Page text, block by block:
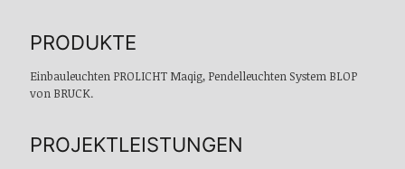
PRODUKTE
Einbauleuchten PROLICHT Maqig, Pendelleuchten System BLOP
von BRUCK.
PROJEKTLEISTUNGEN